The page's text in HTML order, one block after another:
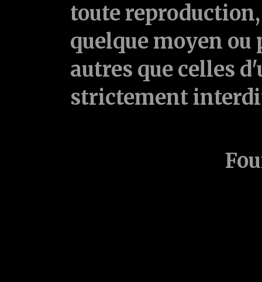
toute
quelque moyen ou
autres que celles
strictement